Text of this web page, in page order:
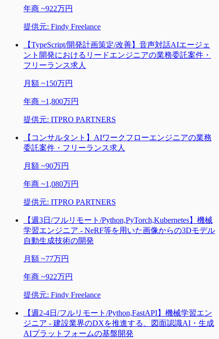
年商 ~922万円
提供元: Findy Freelance
【TypeScript/開発計画策定/改善】音声対話AIエージェ
ント開発におけるリードエンジニアの業務委託案件・
フリーランス求人
月額 ~150万円
年商 ~1,800万円
提供元: ITPRO PARTNERS
【コンサルタント】AIワークフローエンジニアの業務
委託案件・フリーランス求人
月額 ~90万円
年商 ~1,080万円
提供元: ITPRO PARTNERS
【週3日/フルリモート/Python,PyTorch,Kubernetes】機械
学習エンジニア - NeRF等を用いた画像からの3Dモデル
自動生成技術の開発
月額 ~77万円
年商 ~922万円
提供元: Findy Freelance
【週2-4日/フルリモート/Python,FastAPI】機械学習エン
ジニア - 建設業界のDXを推進する、図面認識AI・生成
AIプラットフォームの基盤開発